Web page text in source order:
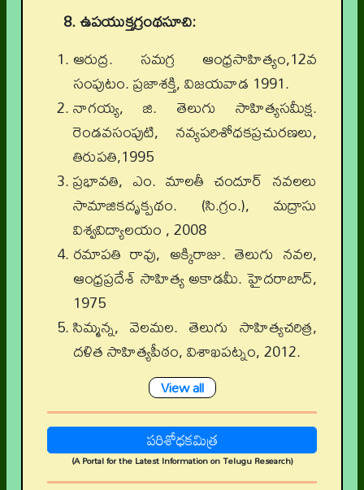
8. ఉపయుక్తగ్రంథసూచి:
ఆరుద్ర. సమగ్ర ఆంధ్రసాహిత్యం,12వ
సంపుటం. ప్రజాశక్తి, విజయవాడ 1991.
నాగయ్య, జి. తెలుగు సాహిత్యసమీక్ష.
రెండవసంపుటి, నవ్యపరిశోధకప్రచురణలు,
తిరుపతి,1995
ప్రభావతి, ఎం. మాలతీ చందూర్ నవలలు
సామాజికదృక్పథం. (సి.గ్రం.), మద్రాసు
విశ్వవిద్యాలయం , 2008
రమాపతి రావు, అక్కిరాజు. తెలుగు నవల,
ఆంధ్రప్రదేశ్ సాహిత్య అకాడమీ. హైదరాబాద్,
1975
సిమ్మన్న, వెలమల. తెలుగు సాహిత్యచరిత్ర,
దళిత సాహిత్యపీఠం, విశాఖపట్నం, 2012.
View all
పరిశోధకమిత్ర
(A Portal for the Latest Information on Telugu Research)